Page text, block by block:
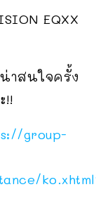
EQXX
าสนใจครั้ง
!!
group-